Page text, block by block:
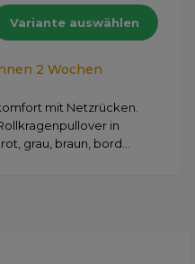
Variante auswählen
2 Wochen
mit Netzrücken.
in
grau, braun, bord...